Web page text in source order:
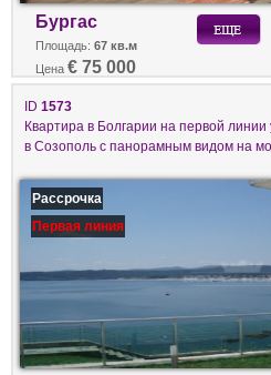
Бургас
Площадь: 67 кв.м
Цена € 75 000
ID 1573
Квартира в Болгарии на первой
в Созополь с панорамным видом на
Рассрочка
Первая линия